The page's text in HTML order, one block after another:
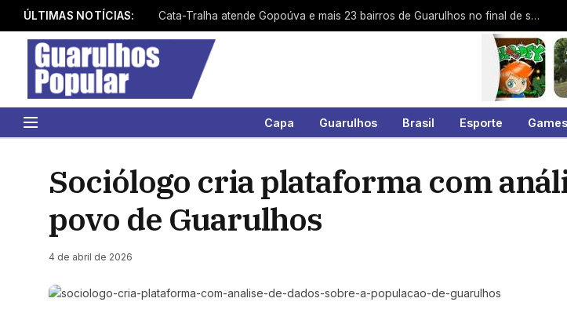
ÚLTIMAS NOTÍCIAS: Cata-Tralha atende Gopoúva e mais 23 bairros de Guarulhos no final de semana
Capa Guarulhos Brasil Esporte Games
Sociólogo cria plataforma com
povo de Guarulhos
4 de abril de 2026